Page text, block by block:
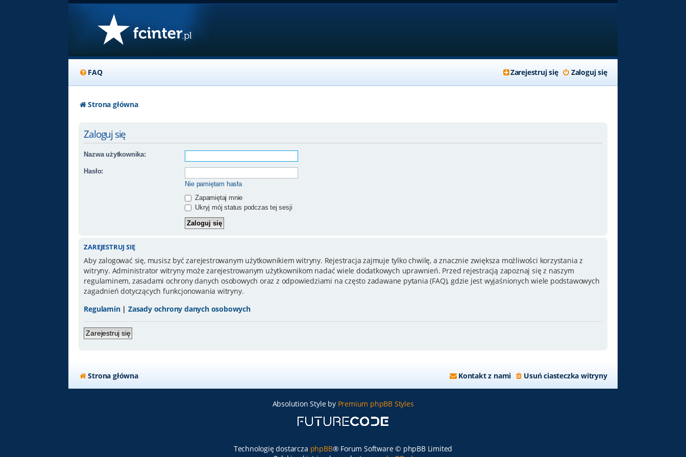
FAQ Zaloguj się
Zarejestruj się
Strona główna
Zaloguj się
Nazwa użytkownika:
Hasło:
Nie pamiętam hasła
Zapamiętaj mnie
Ukryj mój status podczas tej sesji
ZAREJESTRUJ SIĘ
Aby zalogować się, musisz być zarejestrowanym użytkownikiem witryny. Rejestracja zajmuje tylko chwilę, a znacznie zwiększa możliwości korzystania z
witryny. Administrator witryny może zarejestrowanym użytkownikom nadać wiele dodatkowych uprawnień. Przed rejestracją zapoznaj się z naszym
regulaminem, zasadami ochrony danych osobowych oraz z odpowiedziami na często zadawane pytania (FAQ), gdzie jest wyjaśnionych wiele podstawowych
zagadnień dotyczących funkcjonowania witryny.
Regulamin|Zasady ochrony danych osobowych
Zarejestruj się
Strona główna Usuń ciasteczka witryny
Kontakt z nami
Absolution Style by Premium phpBB Styles
Technologię dostarcza phpBB® Forum Software © phpBB Limited